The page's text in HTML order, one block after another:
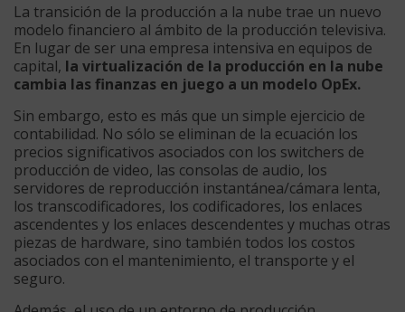
La transición de la producción a la nube trae un nuevo
modelo financiero al ámbito de la producción televisiva.
En lugar de ser una empresa intensiva en equipos de
capital, la virtualización de la producción en la nube
cambia las finanzas en juego a un modelo OpEx.
Sin embargo, esto es más que un simple ejercicio de
contabilidad. No sólo se eliminan de la ecuación los
precios significativos asociados con los switchers de
producción de video, las consolas de audio, los
servidores de reproducción instantánea/cámara lenta,
los transcodificadores, los codificadores, los enlaces
ascendentes y los enlaces descendentes y muchas otras
piezas de hardware, sino también todos los costos
asociados con el mantenimiento, el transporte y el
seguro.